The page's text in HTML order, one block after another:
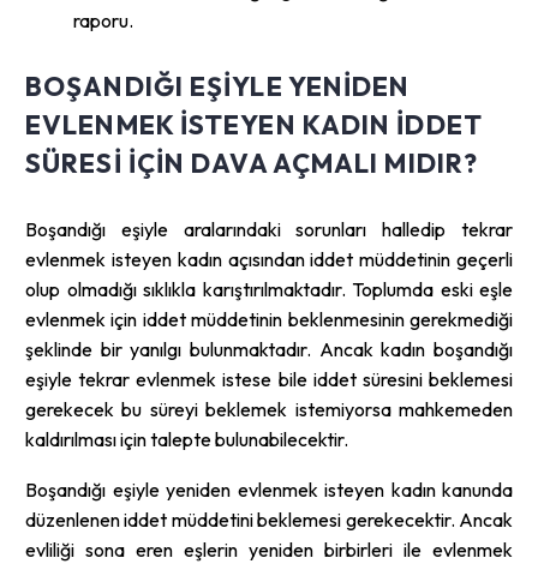
raporu.
BOŞANDIĞI EŞIYLE YENIDEN
EVLENMEK ISTEYEN KADIN IDDET
SÜRESI IÇIN DAVA AÇMALI MIDIR?
Boşandığı eşiyle aralarındaki sorunları halledip tekrar
evlenmek isteyen kadın açısından iddet müddetinin geçerli
olup olmadığı sıklıkla karıştırılmaktadır. Toplumda eski eşle
evlenmek için iddet müddetinin beklenmesinin gerekmediği
şeklinde bir yanılgı bulunmaktadır. Ancak kadın boşandığı
eşiyle tekrar evlenmek istese bile iddet süresini beklemesi
gerekecek bu süreyi beklemek istemiyorsa mahkemeden
kaldırılması için talepte bulunabilecektir.
Boşandığı eşiyle yeniden evlenmek isteyen kadın kanunda
düzenlenen iddet müddetini beklemesi gerekecektir. Ancak
evliliği sona eren eşlerin yeniden birbirleri ile evlenmek